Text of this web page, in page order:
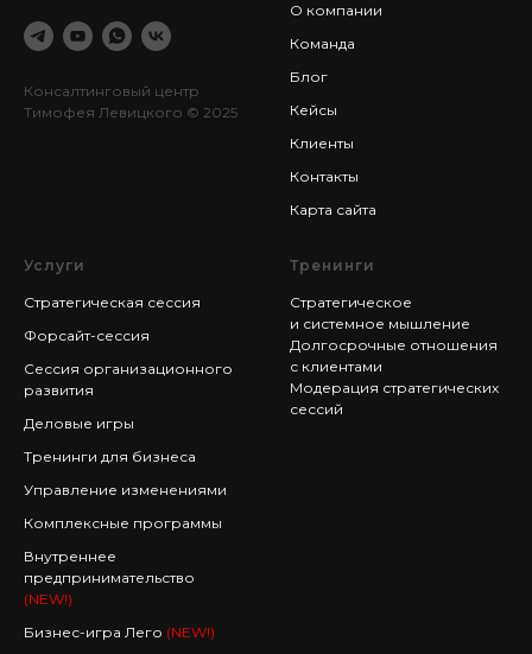
Консалтинговый центр
Тимофея Левицкого © 2025
О компании
Команда
Блог
Кейсы
Клиенты
Контакты
Карта сайта
Услуги
Стратегическая сессия
Форсайт-сессия
Сессия организационного
развития
Деловые игры
Тренинги для бизнеса
Управление изменениями
Комплексные программы
Внутреннее
предпринимательство
(NEW!)
Бизнес-игра Лего (NEW!)
Тренинги
Стратегическое
и системное мышление
Долгосрочные отношения
с клиентами
Модерация стратегических
сессий